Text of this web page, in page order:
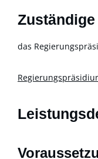
das